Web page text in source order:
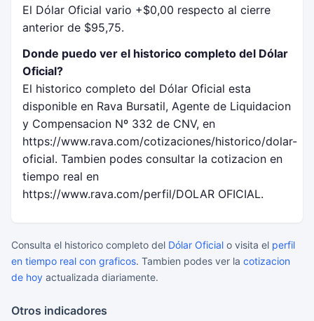
El Dólar Oficial vario +$0,00 respecto al cierre
anterior de $95,75.
Donde puedo ver el historico completo del Dólar
Oficial?
El historico completo del Dólar Oficial esta
disponible en Rava Bursatil, Agente de Liquidacion
y Compensacion Nº 332 de CNV, en
https://www.rava.com/cotizaciones/historico/dolar-
oficial. Tambien podes consultar la cotizacion en
tiempo real en
https://www.rava.com/perfil/DOLAR OFICIAL.
Consulta el historico completo del Dólar Oficial o visita el perfil
en tiempo real con graficos. Tambien podes ver la cotizacion
de hoy actualizada diariamente.
Otros indicadores